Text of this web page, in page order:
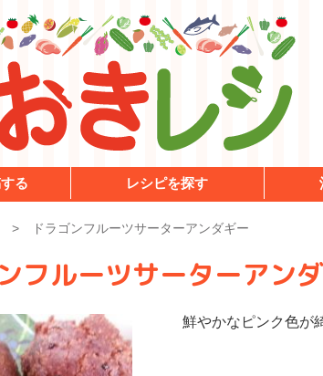
る レシピを探す
ドラゴンフルーツサーターアンダギー
フルーツサーターアン
鮮やかなピンク色が